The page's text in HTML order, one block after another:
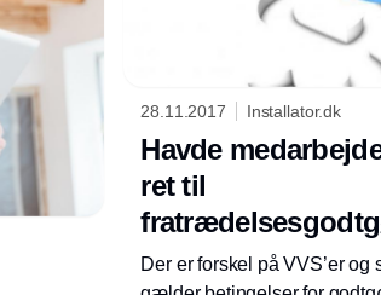
28.11.2017 Installator.dk
Havde
ret til
Der er forskel på VVS’er og